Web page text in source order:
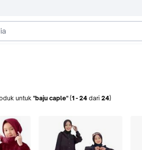
untuk "baju caple" (1 -24 dari 24)